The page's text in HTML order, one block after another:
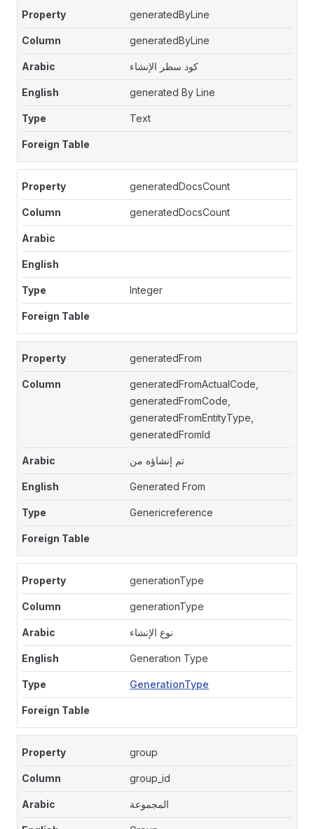
generatedByLine
generatedByLine
كود سطر الإنشاء
generated By Line
Text
generatedDocsCount
generatedDocsCount
Integer
generatedFrom
generatedFromActualCode,
generatedFromCode,
generatedFromEntityType,
generatedFromId
تم إنشاؤه من
Generated From
Genericreference
generationType
generationType
نوع الإنشاء
Generation Type
GenerationType
group
group_id
المجموعة